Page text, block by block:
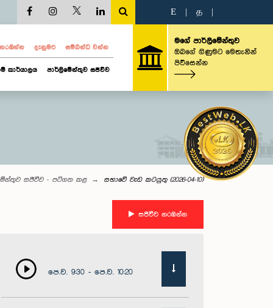
E த
දැනුමට සම්බන්ධ වන්න
කාර්යාලය පාර්ලිමේන්තුව සජීවීව
මගේ පාර්ලිමේන්තුව
ඔබගේ ගිණුමට මෙතැනින්
පිවිසෙන්න
සජීවීව - පටිගත කළ සභාවේ වැඩ කටයුතු (2026-04-10)
සජීවීව නරඹන්න
පෙ.ව. 9:30 - පෙ.ව. 10:20